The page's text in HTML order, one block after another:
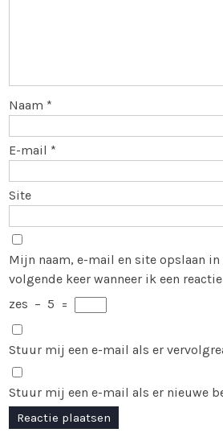
Naam *
E-mail *
Site
Mijn naam, e-mail en site opslaan
volgende keer wanneer ik een
zes − 5 =
Stuur mij een e-mail als er
Stuur mij een e-mail als er nieuwe